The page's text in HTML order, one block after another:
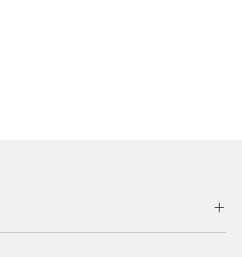
ホテル レンタカー